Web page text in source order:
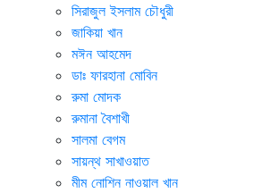
সিরাজুল ইসলাম চৌধুরী
জাকিয়া খান
মঈন আহমেদ
ডাঃ ফারহানা মোবিন
রুমা মোদক
রুমানা বৈশাখী
সালমা বেগম
সায়ন্থ সাখাওয়াত
মীম নোশিন নাওয়াল খান